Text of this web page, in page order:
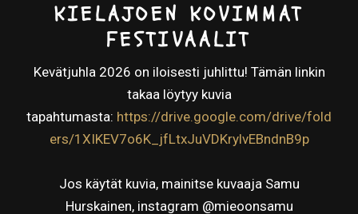
KIELAJOEN KOVIMMAT
FESTIVAALIT
Kevätjuhla 2026 on iloisesti juhlittu! Tämän linkin
takaa löytyy kuvia
tapahtumasta: https://drive.google.com/drive/fold
ers/1XIKEV7o6K_jfLtxJuVDKrylvEBndnB9p
Jos käytät kuvia, mainitse kuvaaja Samu
Hurskainen, instagram @mieoonsamu